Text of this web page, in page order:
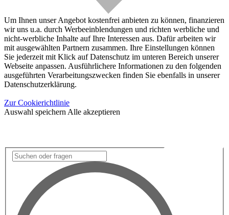
Um Ihnen unser Angebot kostenfrei anbieten zu können, finanzieren
wir uns u.a. durch Werbeeinblendungen und richten werbliche und
nicht-werbliche Inhalte auf Ihre Interessen aus. Dafür arbeiten wir
mit ausgewählten Partnern zusammen. Ihre Einstellungen können
Sie jederzeit mit Klick auf Datenschutz im unteren Bereich unserer
Webseite anpassen. Ausführlichere Informationen zu den folgenden
ausgeführten Verarbeitungszwecken finden Sie ebenfalls in unserer
Datenschutzerklärung.
Zur Cookierichtlinie
Auswahl speichern Alle akzeptieren